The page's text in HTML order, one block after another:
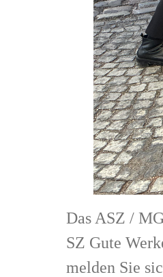
Das ASZ /
SZ Gute
melden Sie